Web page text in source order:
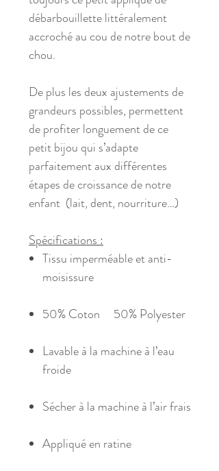
débarbouillette littéralement
accroché au cou de notre bout de
chou.
De plus les deux ajustements de
grandeurs possibles, permettent
de profiter longuement de ce
petit bijou qui s’adapte
parfaitement aux différentes
étapes de croissance de notre
enfant (lait, dent, nourriture…)
Spécifications :
Tissu imperméable et anti-
moisissure
50% Coton 50% Polyester
Lavable à la machine à l’eau
froide
Sécher à la machine à l’air frais
Appliqué en ratine